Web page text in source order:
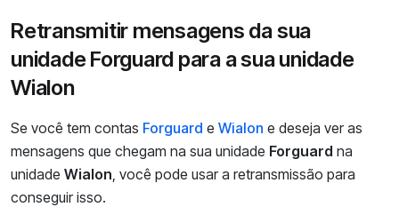
Retransmitir mensagens da sua
unidade Forguard para a sua unidade
Wialon
Se você tem contas Forguard e Wialon e deseja ver as
mensagens que chegam na sua unidade Forguard na
unidade Wialon, você pode usar a retransmissão para
conseguir isso.